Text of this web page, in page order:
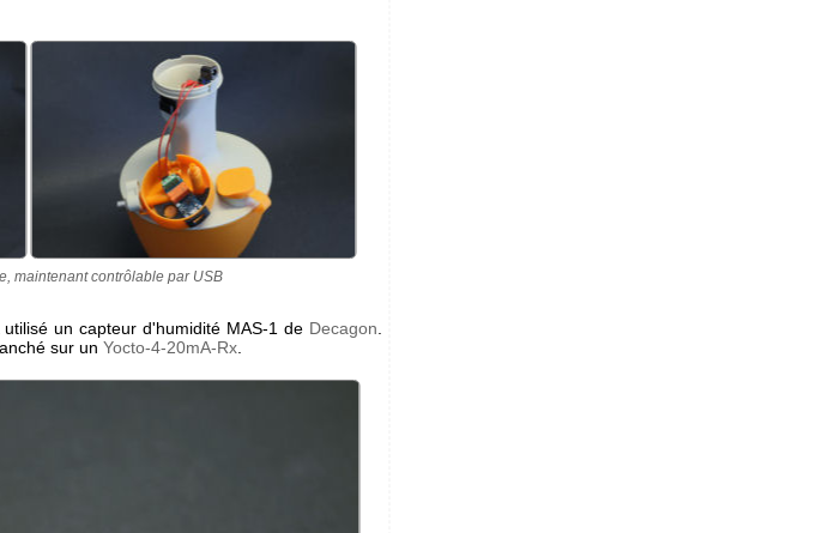
maintenant contrôlable par USB
un capteur d'humidité MAS-1 de Decagon
sur un Yocto-4-20mA-Rx